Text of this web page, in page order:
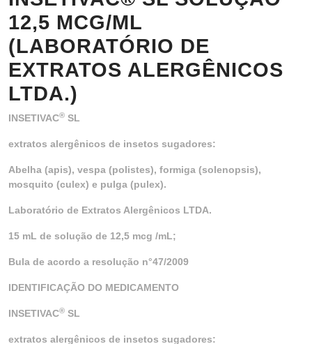
12,5 MCG/ML
(LABORATÓRIO DE
EXTRATOS ALERGÊNICOS
LTDA.)
INSETIVAC® SL
extratos alergênicos de insetos sugadores:
Abelha (apis), vespa (polistes), formiga (solenopsis),
mosquito (culex) e pulga (pulex).
Laboratório de Extratos Alergênicos LTDA.
15 mL de solução de 12,5 mcg /mL;
Bula de acordo a resolução n°47/2009
IDENTIFICAÇÃO DO MEDICAMENTO
INSETIVAC® SL
extratos alergênicos de insetos sugadores: